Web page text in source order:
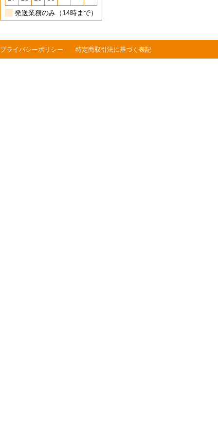
発送業務のみ（14時まで）
プライバシーポリシー 特定商取引法に基づく表記